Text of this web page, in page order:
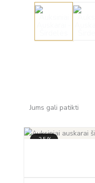
Jums gali patikti
-35%